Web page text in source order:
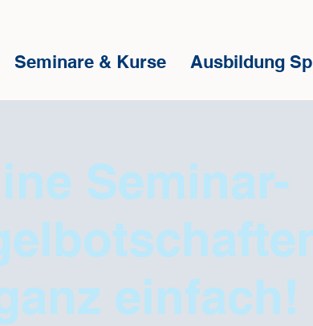
Seminare & Kurse Ausbildung
Seminar-
einfach!